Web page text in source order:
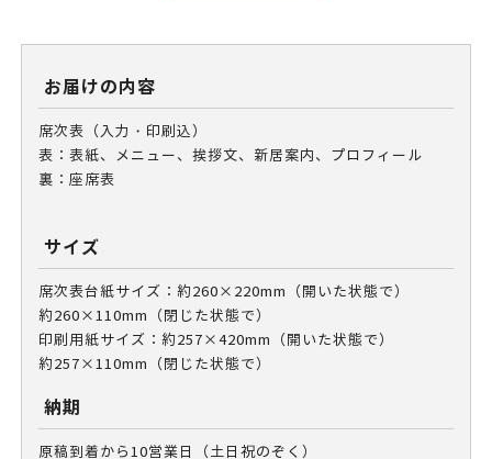
お届けの内容
席次表（入力・印刷込）
表：表紙、メニュー、挨拶文、新居案内、プロフィール
裏：座席表
サイズ
席次表台紙サイズ：約260×220mm（開いた状態で）
約260×110mm（閉じた状態で）
印刷用紙サイズ：約257×420mm（開いた状態で）
約257×110mm（閉じた状態で）
納期
原稿到着から10営業日（土日祝のぞく）